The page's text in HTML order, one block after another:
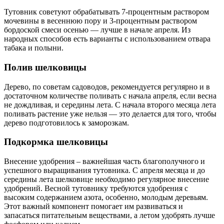
Тутовник советуют обрабатывать 7-процентным раствором
мочевины в весеннюю пору и 3-процентным раствором
бордоской смеси осенью — лучше в начале апреля. Из
народных способов есть варианты с использованием отвара
табака и полыни.
Полив шелковицы
Дерево, по советам садоводов, рекомендуется регулярно и в
достаточном количестве поливать с начала апреля, если весна
не дождливая, и середины лета. С начала второго месяца лета
поливать растение уже нельзя — это делается для того, чтобы
дерево подготовилось к заморозкам.
Подкормка шелковицы
Внесение удобрения – важнейшая часть благополучного и
успешного выращивания тутовника. С апреля месяца и до
середины лета шелковице необходимо регулярное внесение
удобрений. Весной тутовнику требуются удобрения с
высоким содержанием азота, особенно, молодым деревьям.
Этот важный компонент помогает им развиваться и
запасаться питательным веществами, а летом удобрять лучше